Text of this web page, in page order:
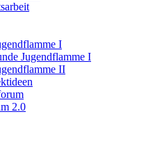
I
Jugendflamme I
II
2.0